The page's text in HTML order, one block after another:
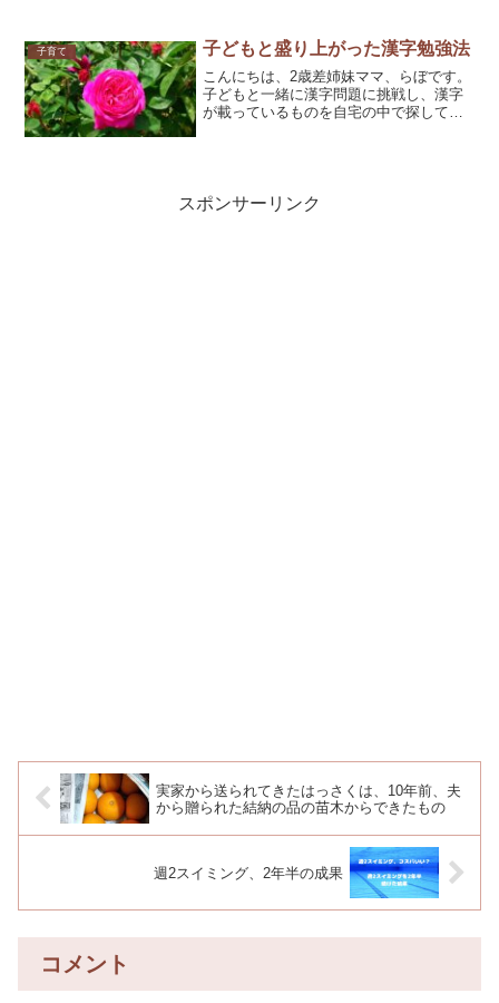
子育て 子どもと盛り上がった漢字勉強法
こんにちは、2歳差姉妹ママ、らぼです。
子どもと一緒に漢字問題に挑戦し、漢字
が載っているものを自宅の中で探して盛
スポンサーリンク
実家から送られてきたはっさくは、10年前、夫
から贈られた結納の品の苗木からできたもの
週2スイミング、2年半の成果
コメント